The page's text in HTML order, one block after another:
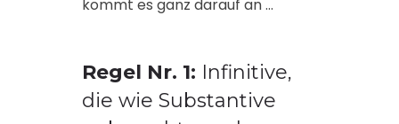
kommt es ganz darauf an …
Regel Nr. 1: Infinitive,
die wie Substantive